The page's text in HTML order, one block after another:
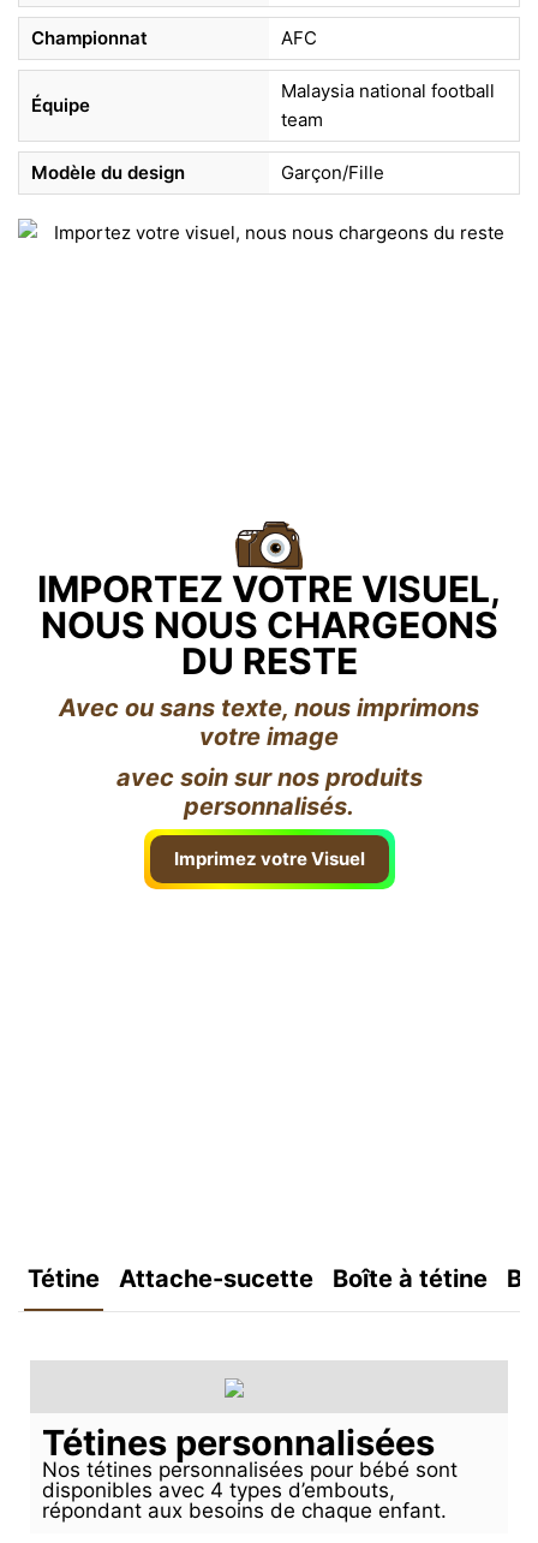
Championnat AFC
Équipe
Malaysia national football
team
Modèle du design Garçon/Fille
IMPORTEZ VOTRE VISUEL,
NOUS NOUS CHARGEONS
DU RESTE
Avec ou sans texte, nous imprimons
votre image
avec soin sur nos produits
personnalisés.
Imprimez votre Visuel
Tétine Attache-sucette Boîte à tétine
Tétines personnalisées
Nos tétines personnalisées pour bébé sont
disponibles avec 4 types d’embouts,
répondant aux besoins de chaque enfant.